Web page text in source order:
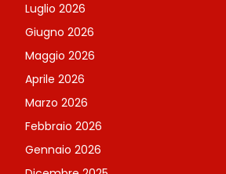
Luglio 2026
Giugno 2026
Maggio 2026
Aprile 2026
Marzo 2026
Febbraio 2026
Gennaio 2026